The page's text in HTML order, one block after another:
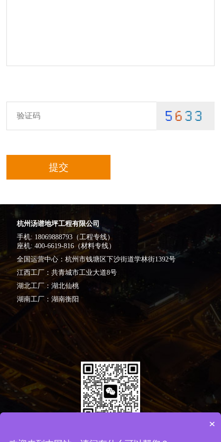
杭州汤谱地坪工程有限公司
手机: 18069888793（工程专线）
座机: 400-6619-816（材料专线）
全国运营中心：杭州市钱塘区下沙街道学林街1392号
江西工厂：共青城市工业大道8号
湖北工厂：湖北仙桃
湖南工厂：湖南衡阳
×